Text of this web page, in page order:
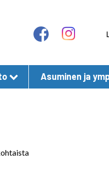
Asuminen ja